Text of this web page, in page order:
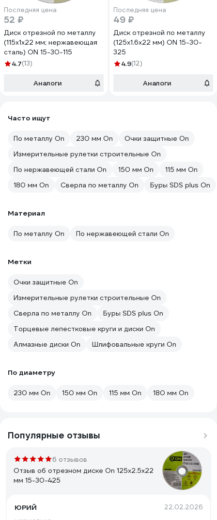
Последняя цена
52 ₽
Диск отрезной по металлу
(115х1х22 мм; нержавеющая
сталь) ON 15-30-115
4.7(13)
Аналоги
Последняя цена
49 ₽
Диск отрезной по металлу
(125х1.6х22 мм) ON 15-30-
325
4.9(12)
Аналоги
Часто ищут
По металлу On 230 мм On
Очки защитные On
Измерительные рулетки строительные On
По нержавеющей стали On
150 мм On
115 мм On
180 мм On
Сверла по металлу On Буры SDS plus On
Материал
По металлу On По нержавеющей стали On
Метки
Очки защитные On
Измерительные рулетки строительные On
Сверла по металлу On
Буры SDS plus On
Торцевые лепестковые круги и диски On
Алмазные диски On
Шлифовальные круги On
По диаметру
230 мм On 150 мм On 115 мм On 180 мм On
Популярные отзывы
6 отзывов
Отзыв об отрезном диске On 125х2.5х22
мм 15-30-425
ЮРИЙ 22.02.2026